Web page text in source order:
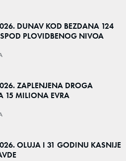
DUNAV KOD BEZDANA 124
PLOVIDBENOG NIVOA
ZAPLENJENA DROGA
15 MILIONA EVRA
OLUJA I 31 GODINU KASNIJE